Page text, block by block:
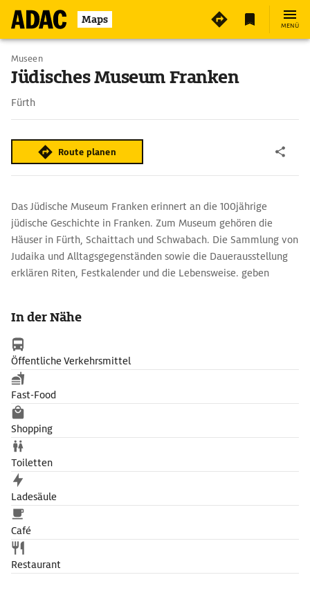
Maps MENÜ
Museen
Jüdisches Museum Franken
Fürth
Route planen
Das Jüdische Museum Franken erinnert an die 100jährige
jüdische Geschichte in Franken. Zum Museum gehören die
Häuser in Fürth, Schaittach und Schwabach. Die Sammlung von
Judaika und Alltagsgegenständen sowie die Dauerausstellung
erklären Riten, Festkalender und die Lebensweise. geben
können zudem ein jüdisches Ritualbad (Mikwe) und eine
historische Laubhütte besichtigt werden.
In der Nähe
Öffentliche Verkehrsmittel
Fast-Food
Shopping
Toiletten
Ladesäule
Café
Restaurant